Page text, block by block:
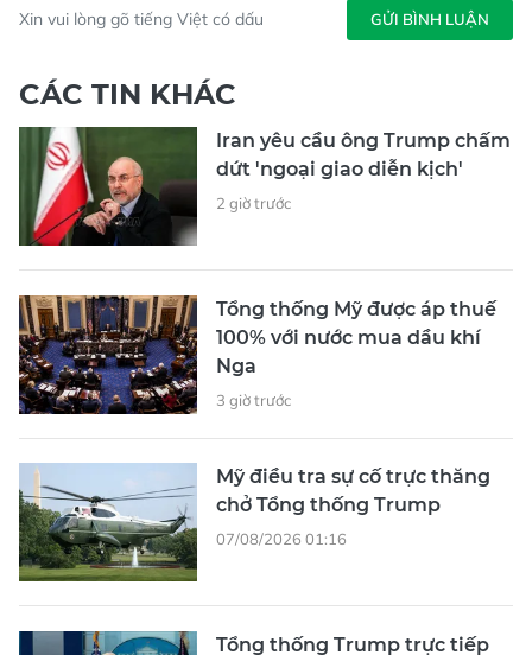
Xin vui lòng gõ tiếng Việt có dấu GỬI BÌNH LUẬN
CÁC TIN KHÁC
Iran yêu cầu ông Trump chấm
dứt 'ngoại giao diễn kịch'
2 giờ trước
Tổng thống Mỹ được áp thuế
100% với nước mua dầu khí
Nga
3 giờ trước
Mỹ điều tra sự cố trực thăng
chở Tổng thống Trump
07/08/2026 01:16
Tổng thống Trump trực tiếp